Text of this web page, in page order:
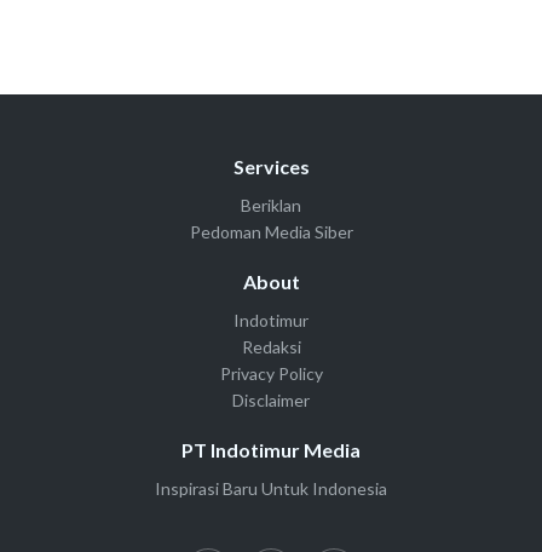
Services
Beriklan
Pedoman Media Siber
About
Indotimur
Redaksi
Privacy Policy
Disclaimer
PT Indotimur Media
Inspirasi Baru Untuk Indonesia